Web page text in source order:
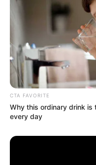
CTA FAVORITE
Why this ordinary drink
every day